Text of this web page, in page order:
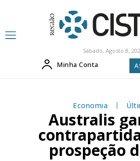
Sábado, Agosto 8,
Minha Conta
Economia
Australis
prospeção